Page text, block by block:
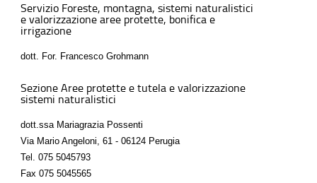
Servizio Foreste, montagna, sistemi naturalistici
e valorizzazione aree protette, bonifica e
irrigazione
dott. For. Francesco Grohmann
Sezione Aree protette e tutela e valorizzazione
sistemi naturalistici
dott.ssa Mariagrazia Possenti
Via Mario Angeloni, 61 - 06124 Perugia
Tel.
075 5045793
Fax 075 5045565